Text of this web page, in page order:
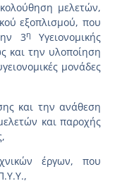
μελετών,
εξοπλισμού, που
3η
Υγειονομικής
και την υλοποίηση
μονάδες
και την ανάθεση
και παροχής
έργων, που